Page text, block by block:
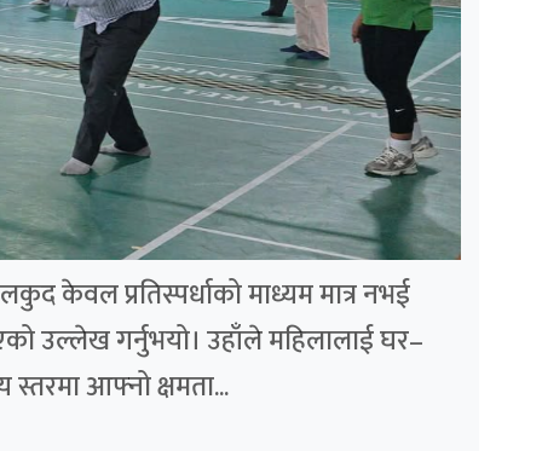
केवल प्रतिस्पर्धाको माध्यम मात्र नभई
उल्लेख गर्नुभयो। उहाँले महिलालाई घर–
स्तरमा आफ्नो क्षमता...